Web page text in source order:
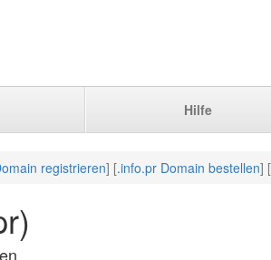
Hilfe
registrieren] [.info.pr Domain bestellen] [